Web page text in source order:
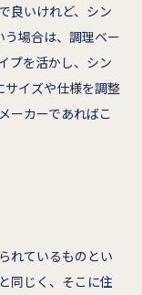
良いけれど、シン
場合は、調理ベー
プを活かし、シン
サイズや仕様を調整
ーカーであればこ
れているものとい
同じく、そこに住